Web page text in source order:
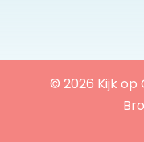
© 2026 Kijk op